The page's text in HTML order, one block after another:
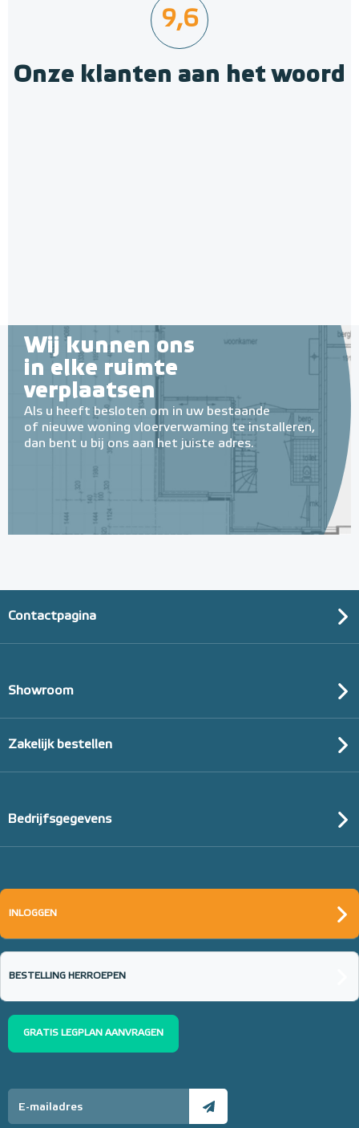
9,6
Onze klanten aan het woord
Wij kunnen ons
in elke ruimte
verplaatsen
Als u heeft besloten om in uw bestaande
of nieuwe woning vloerverwaming te installeren,
dan bent u bij ons aan het juiste adres.
Contactpagina
Showroom
Zakelijk bestellen
Bedrijfsgegevens
INLOGGEN
BESTELLING HERROEPEN
GRATIS LEGPLAN AANVRAGEN